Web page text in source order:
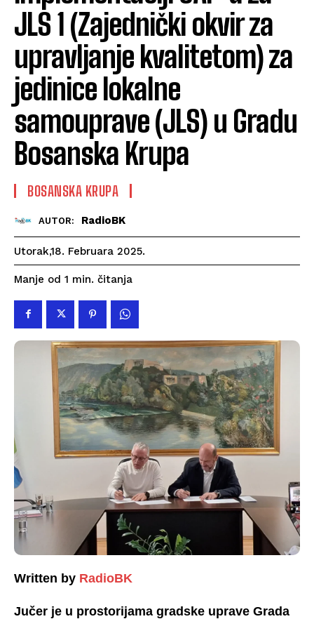
JLS 1 (Zajednički okvir za
upravljanje kvalitetom) za
jedinice lokalne
samouprave (JLS) u Gradu
Bosanska Krupa
BOSANSKA KRUPA
AUTOR: RadioBK
Utorak,18. Februara 2025.
Manje od 1 min. čitanja
Written by RadioBK
Jučer je u prostorijama gradske uprave Grada